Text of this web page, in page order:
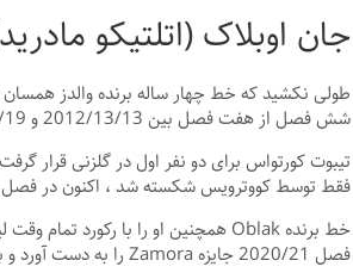
جان اوبلاک (اتلتیکو مادرید) –
شش فصل از هفت فصل بین 2012/13/13 و 2018/19 یک گیرنده اتلت وجود داشته باشد ، کمک کرد.
تیبوت کورتواس برای دو نفر اول در گلزنی قرار
فقط توسط کووترویس شکسته شد ، اکنون در فصل 2019/20 تجارت خود را در شهر رئال مادرید انجام داد.
فصل 2020/21 جایزه Zamora را به دست آورد و به خوبی قرار دارد که این دوره را به یک رکورد ششم رکورد صعود کند.